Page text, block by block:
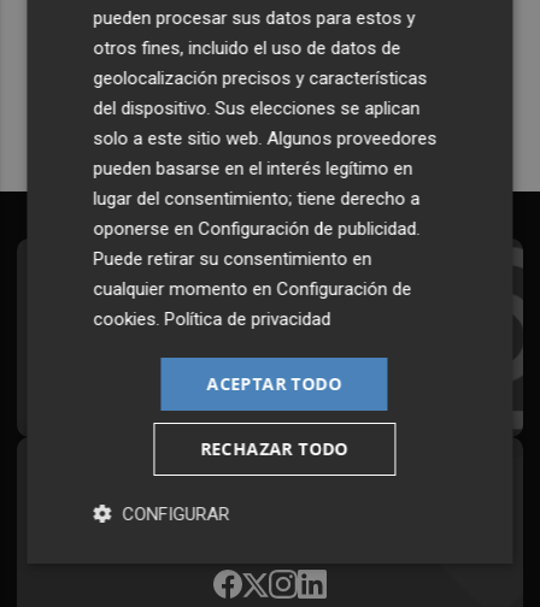
Plaza Podcast en tu correo
Quiero suscribirme
Suscríbete al Boletín
Todos los días a primera hora en tu email
¡Quiero suscribirme!
Síguenos en redes
Plaza Podcast, desde cualquier medio
pueden procesar sus datos para estos y
otros fines, incluido el uso de datos de
geolocalización precisos y características
del dispositivo. Sus elecciones se aplican
solo a este sitio web. Algunos proveedores
pueden basarse en el interés legítimo en
lugar del consentimiento; tiene derecho a
oponerse enConfiguración de publicidad.
Puede retirar su consentimiento en
cualquier momento enConfiguración de
cookies.Política de privacidad
ACEPTAR TODO
RECHAZAR TODO
CONFIGURAR